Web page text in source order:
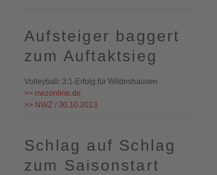
Aufsteiger baggert
zum Auftaktsieg
Volleyball: 3:1-Erfolg für Wildeshausen
>> nwzonline.de
>> NWZ / 30.10.2013
Schlag auf Schlag
zum Saisonstart